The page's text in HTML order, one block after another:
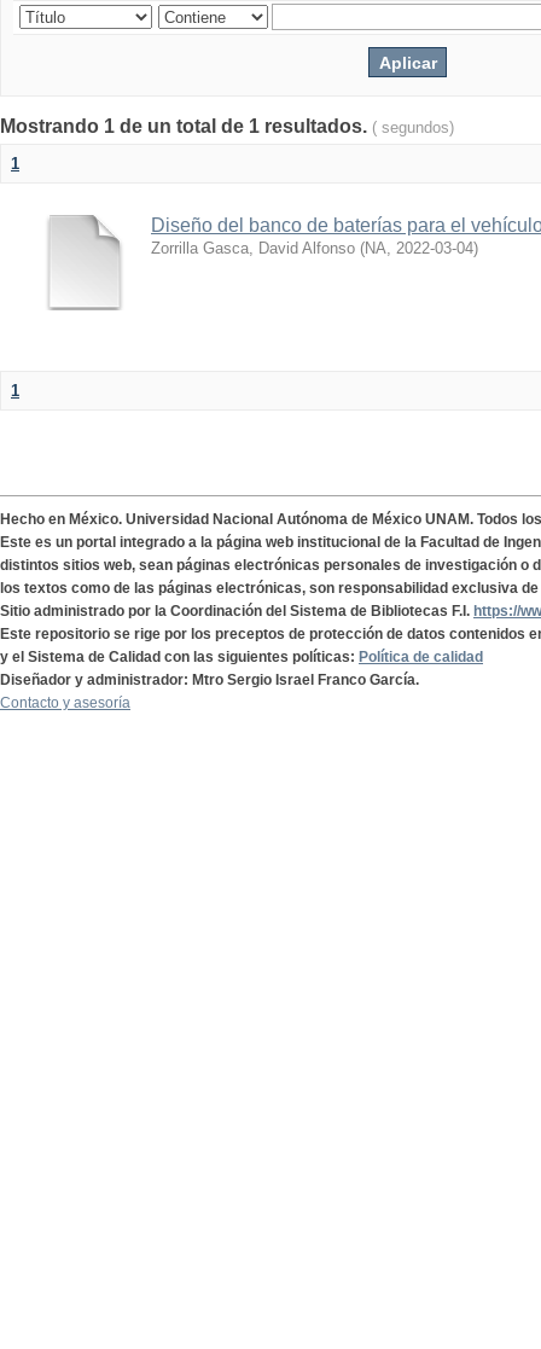
Mostrando 1 de un total de 1 resultados. ( segundos)
1
Diseño del banco de baterías para el
Zorrilla Gasca, David Alfonso (NA, 2022-03-04)
1
Hecho en México. Universidad Nacional Autónoma de México UNAM. Todos
Este es un portal integrado a la página web institucional de la Facultad de
distintos sitios web, sean páginas electrónicas personales de investigación o
los textos como de las páginas electrónicas, son responsabilidad exclusiva
Sitio administrado por la Coordinación del Sistema de Bibliotecas F.I. https://
Este repositorio se rige por los preceptos de protección de datos contenidos
y el Sistema de Calidad con las siguientes políticas: Política de calidad
Diseñador y administrador: Mtro Sergio Israel Franco García.
Contacto y asesoría